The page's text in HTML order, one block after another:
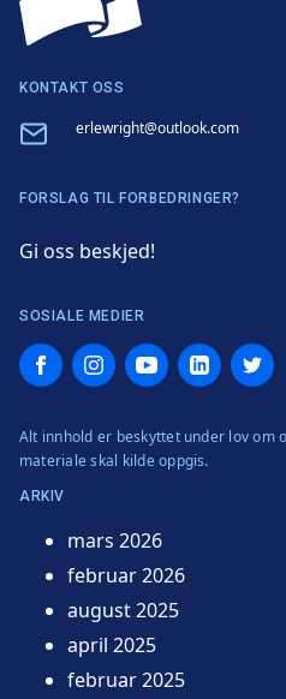
KONTAKT OSS
Email erlewright@outlook.com
FORSLAG TIL FORBEDRINGER?
Gi oss beskjed!
SOSIALE MEDIER
FacebookInstagramYouTubeLinkedInTwitter
Alt innhold er beskyttet under lov om
materiale skal kilde oppgis.
ARKIV
mars 2026
februar 2026
august 2025
april 2025
februar 2025